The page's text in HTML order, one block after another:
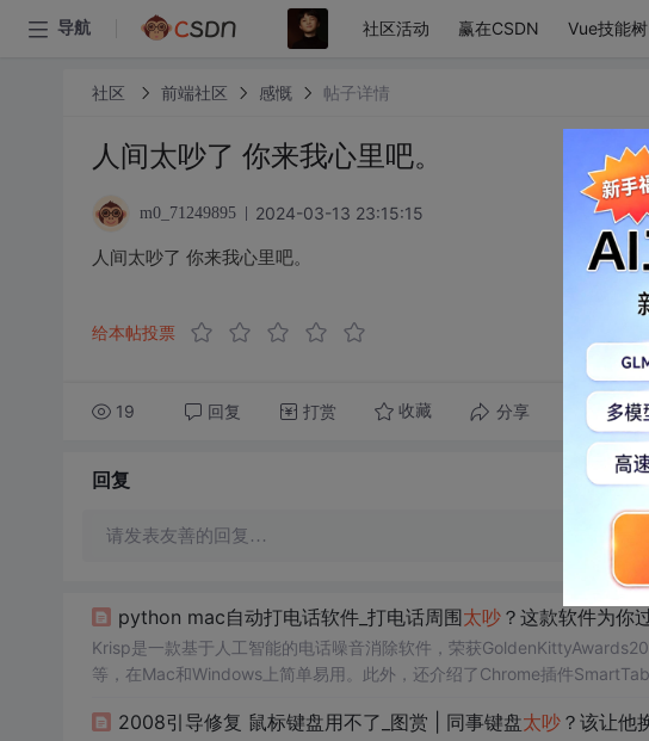
导航 社区活动 赢在CSDN Vue技能树
社区 前端社区 感慨 帖子详情
人间太吵了 你来我心里吧。
m0_71249895 2024-03-13 23:15:15
人间太吵了 你来我心里吧。
给本帖投票
19 回复 打赏 收藏 分享 转发到
回复
请发表友善的回复…
python mac自动打电话软件_打电话周围太吵？这款软件为你
Krisp是一款基于人工智能的电话噪音消除软件，荣获
等，在Mac和Windows上简单易用。此外，还介绍了Chrome插件
2008引导修复 鼠标键盘用不了_图赏 | 同事键盘太吵？该让他